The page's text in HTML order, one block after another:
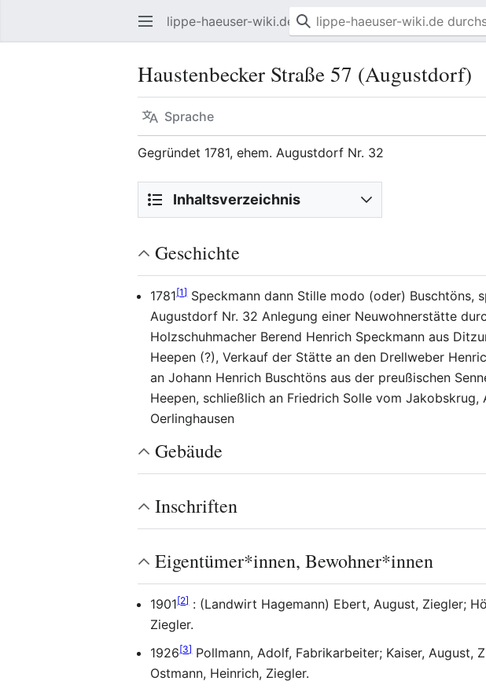
lippe-haeuser-wiki.de
Haustenbecker Straße 57 (Augustdorf)
Sprache
Gegründet 1781, ehem. Augustdorf Nr. 32
Inhaltsverzeichnis
Geschichte
1781[1]Speckmann dann Stille modo (oder) Buschtöns,
Augustdorf Nr. 32 Anlegung einer Neuwohnerstätte
Holzschuhmacher Berend Henrich Speckmann aus
Heepen (?), Verkauf der Stätte an den Drellweber
an Johann Henrich Buschtöns aus der preußischen
Heepen, schließlich an Friedrich Solle vom Jakobskrug,
Oerlinghausen
Gebäude
Inschriften
Eigentümer*innen, Bewohner*innen
1901[2]: (Landwirt Hagemann) Ebert, August, Ziegler;
Ziegler.
1926[3]Pollmann, Adolf, Fabrikarbeiter; Kaiser, August,
Ostmann, Heinrich, Ziegler.